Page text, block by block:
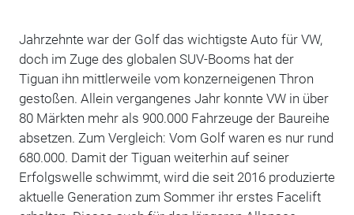
Jahrzehnte war der Golf das wichtigste Auto für VW,
doch im Zuge des globalen SUV-Booms hat der
Tiguan ihn mittlerweile vom konzerneigenen Thron
gestoßen. Allein vergangenes Jahr konnte VW in über
80 Märkten mehr als 900.000 Fahrzeuge der Baureihe
absetzen. Zum Vergleich: Vom Golf waren es nur rund
680.000. Damit der Tiguan weiterhin auf seiner
Erfolgswelle schwimmt, wird die seit 2016 produzierte
aktuelle Generation zum Sommer ihr erstes Facelift